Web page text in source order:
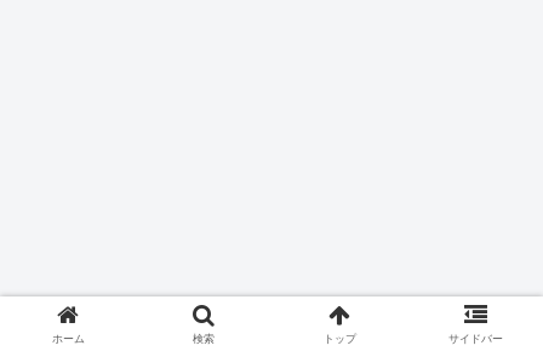
ホーム 検索 トップ サイドバー